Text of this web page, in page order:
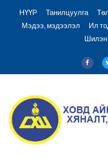
НҮҮР Танилцуулга
Мэдээ, мэдээлэл
Ил
Шилэн